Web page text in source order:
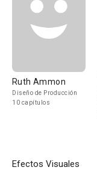
Ruth Ammon
Diseño de Producción
10 capítulos
Efectos Visuales